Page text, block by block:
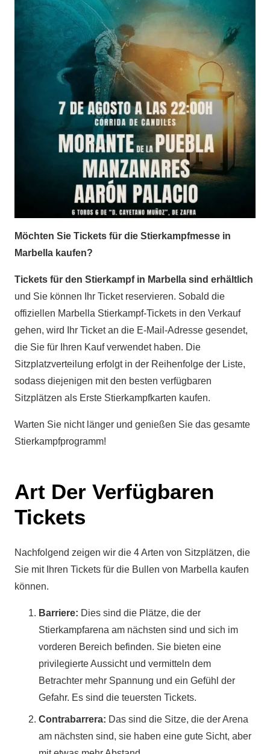
Möchten Sie Tickets für die Stierkampfmesse in
Marbella kaufen?
Tickets für den Stierkampf in Marbella sind erhältlich
und Sie können Ihr Ticket reservieren. Sobald die
offiziellen Marbella Stierkampf-Tickets in den Verkauf
gehen, wird Ihr Ticket an die E-Mail-Adresse gesendet,
die Sie für Ihren Kauf verwendet haben. Die
Sitzplatzverteilung erfolgt in der Reihenfolge der Liste,
sodass diejenigen mit den besten verfügbaren
Sitzplätzen als Erste Stierkampfkarten kaufen.
Warten Sie nicht länger und genießen Sie das gesamte
Stierkampfprogramm!
Art Der Verfügbaren
Tickets
Nachfolgend zeigen wir die 4 Arten von Sitzplätzen, die
Sie mit Ihren Tickets für die Bullen von Marbella kaufen
können.
Barriere: Dies sind die Plätze, die der
Stierkampfarena am nächsten sind und sich im
vorderen Bereich befinden. Sie bieten eine
privilegierte Aussicht und vermitteln dem
Betrachter mehr Spannung und ein Gefühl der
Gefahr. Es sind die teuersten Tickets.
Contrabarrera: Das sind die Sitze, die der Arena
am nächsten sind, sie haben eine gute Sicht, aber